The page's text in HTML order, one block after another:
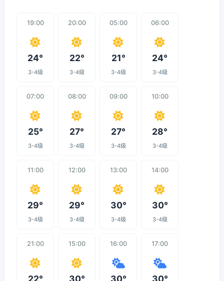
19:00
24°
3-4级
20:00
22°
3-4级
05:00
21°
3-4级
06:00
24°
3-4级
07:00
25°
3-4级
08:00
27°
3-4级
09:00
27°
3-4级
10:00
28°
3-4级
11:00
29°
3-4级
12:00
29°
3-4级
13:00
30°
3-4级
14:00
30°
3-4级
21:00
22°
15:00
30°
16:00
30°
17:00
30°